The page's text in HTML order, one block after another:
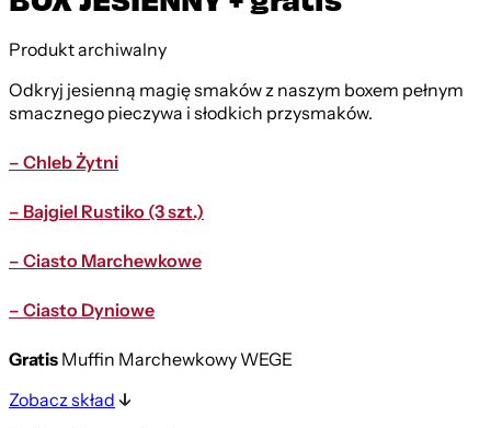
Produkt archiwalny
Odkryj jesienną magię smaków z naszym boxem pełnym
smacznego pieczywa i słodkich przysmaków.
– Chleb Żytni
– Bajgiel Rustiko (3 szt.)
– Ciasto Marchewkowe
– Ciasto Dyniowe
GratisMuffin Marchewkowy WEGE
Zobacz skład